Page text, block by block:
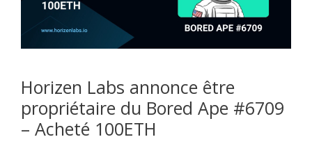
Horizen Labs annonce être
propriétaire du Bored Ape #6709
– Acheté 100ETH